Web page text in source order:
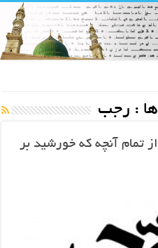
: رجب
تمام آنچه که خورشید بر